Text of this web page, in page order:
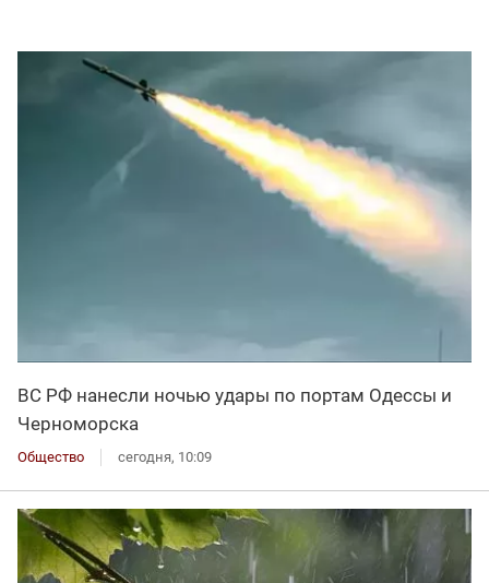
ВС РФ нанесли ночью удары по портам Одессы и
Черноморска
Общество сегодня, 10:09